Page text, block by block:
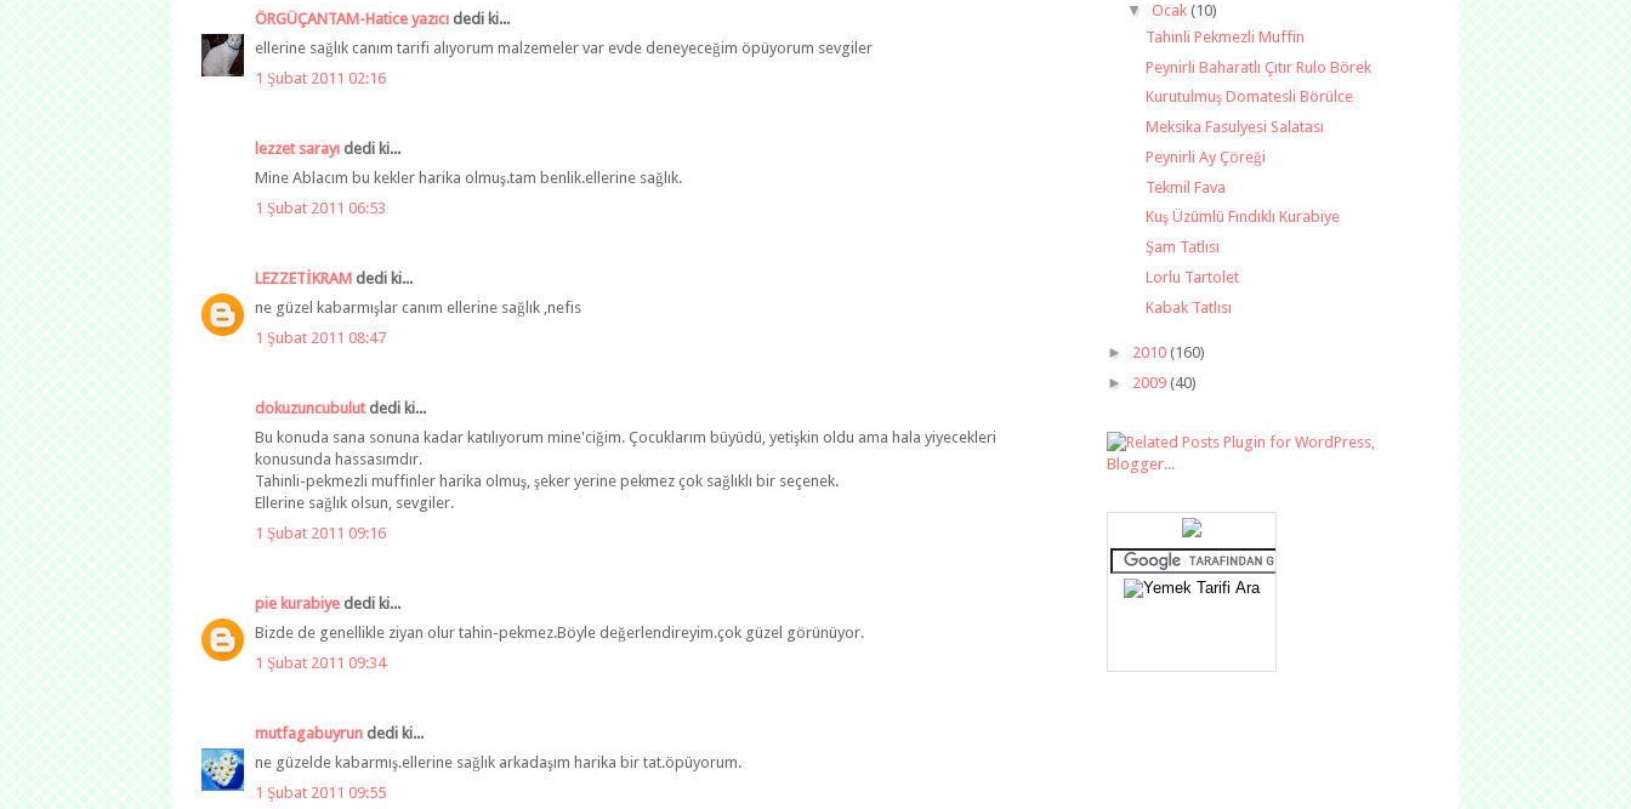
ÖRGÜÇANTAM-Hatice yazıcı dedi ki...
ellerine sağlık canım tarifi alıyorum malzemeler var evde deneyeceğim öpüyorum sevgiler
1 Şubat 2011 02:16
lezzet sarayı dedi ki...
Mine Ablacım bu kekler harika olmuş.tam benlik.ellerine sağlık.
1 Şubat 2011 06:53
LEZZETİKRAM dedi ki...
ne güzel kabarmışlar canım ellerine sağlık ,nefis
1 Şubat 2011 08:47
dokuzuncubulutdedi ki...
Bu konuda sana sonuna kadar katılıyorum mine'ciğim. Çocuklarım büyüdü, yetişkin oldu ama hala yiyecekleri
konusunda hassasımdır.
Tahinli-pekmezli muffinler harika olmuş, şeker yerine pekmez çok sağlıklı bir seçenek.
Ellerine sağlık olsun, sevgiler.
1 Şubat 2011 09:16
pie kurabiye dedi ki...
Bizde de genellikle ziyan olur tahin-pekmez.Böyle değerlendireyim.çok güzel görünüyor.
1 Şubat 2011 09:34
mutfagabuyrun dedi ki...
ne güzelde kabarmış.ellerine sağlık arkadaşım harika bir tat.öpüyorum.
1 Şubat 2011 09:55
▼ Ocak (10)
Tahinli Pekmezli Muffin
Peynirli Baharatlı Çıtır Rulo Börek
Kurutulmuş Domatesli Börülce
Meksika Fasulyesi Salatası
Peynirli Ay Çöreği
Tekmil Fava
Kuş Üzümlü Fındıklı Kurabiye
Şam Tatlısı
Lorlu Tartolet
Kabak Tatlısı
► 2010 (160)
► 2009 (40)